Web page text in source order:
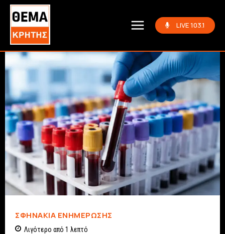
LIVE 103.1
ΣΦΗΝΆΚΙΑ ΕΝΗΜΈΡΩΣΗΣ
Λιγότερο από 1 λεπτό